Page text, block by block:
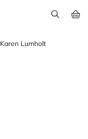
Karen Lumholt